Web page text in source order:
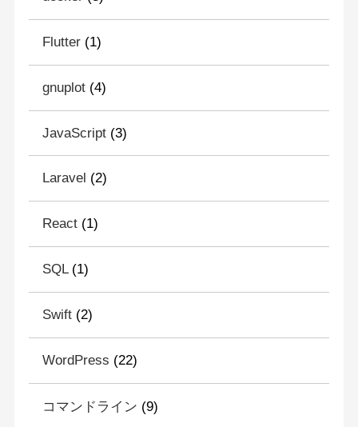
Flutter(1)
gnuplot(4)
JavaScript(3)
Laravel (2)
React(1)
SQL(1)
Swift(2)
WordPress (22)
コマンドライン (9)